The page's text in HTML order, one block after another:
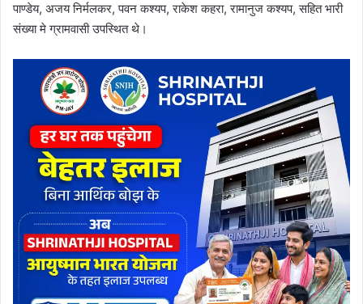
पाण्डेय, अजय निर्मलकर, पवन कश्यप, राकेश कहरा, रामानुज कश्यप, सहित भारी
संख्या मे ग्रामवासी उपस्थित थे।